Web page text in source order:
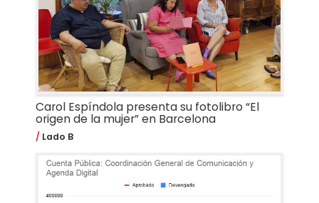
Carol Espíndola presenta su fotolibro “El
origen de la mujer” en Barcelona
Lado B